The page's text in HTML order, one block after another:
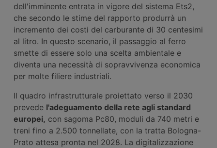
dell'imminente entrata in vigore del sistema Ets2,
che secondo le stime del rapporto produrrà un
incremento dei costi del carburante di 30 centesimi
al litro. In questo scenario, il passaggio al ferro
smette di essere solo una scelta ambientale e
diventa una necessità di sopravvivenza economica
per molte filiere industriali.
Il quadro infrastrutturale proiettato verso il 2030
prevede l'adeguamento della rete agli standard
europei, con sagoma Pc80, moduli da 740 metri e
treni fino a 2.500 tonnellate, con la tratta Bologna-
Prato attesa pronta nel 2028. La digitalizzazione